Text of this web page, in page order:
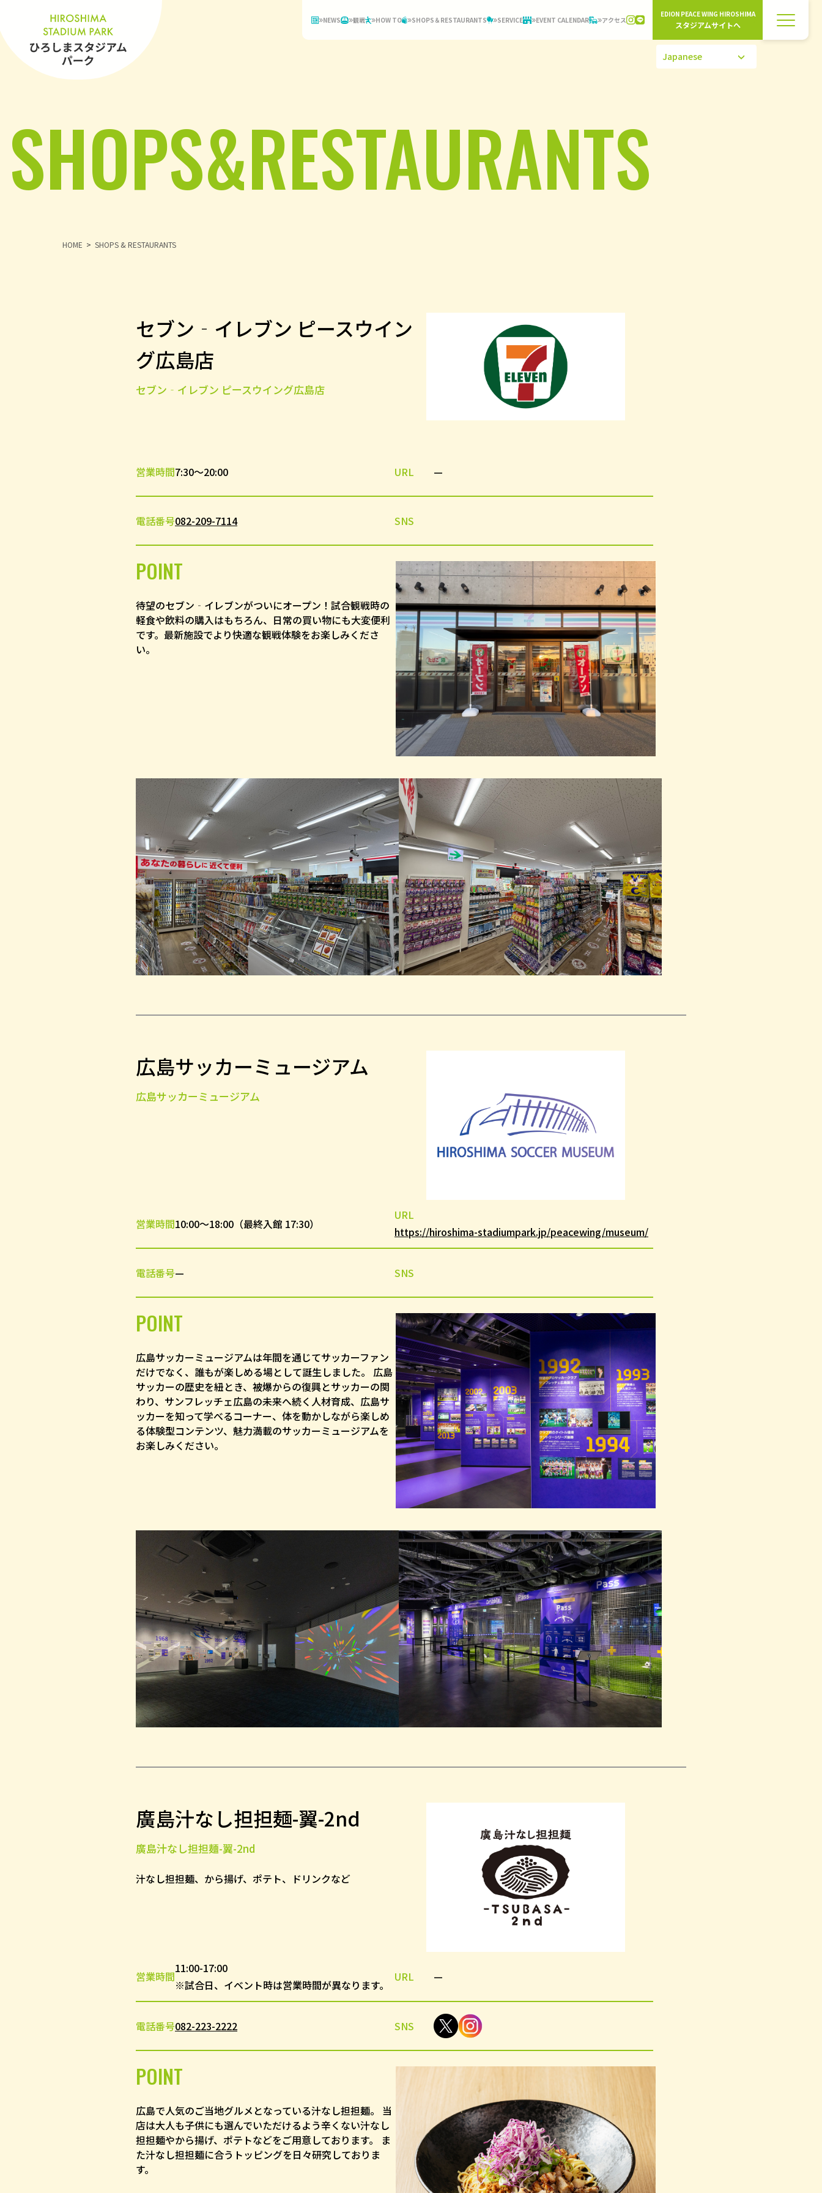
NEWS 観戦 HOW TO SHOPS＆RESTAURANTS SERVICE EVENT CALENDAR アクセス
EDION PEACE WING HIROSHIMA
スタジアムサイトへ
SHOPS&RESTAURANTS
HOME SHOPS & RESTAURANTS
セブン‐イレブン ピースウイン
グ広島店
セブン‐イレブン ピースウイング広島店
営業時間7:30～20:00 URL —
電話番号082-209-7114 SNS
POINT
待望のセブン‐イレブンがついにオープン！試合観戦時の
軽食や飲料の購入はもちろん、日常の買い物にも大変便利
です。最新施設でより快適な観戦体験をお楽しみくださ
い。
広島サッカーミュージアム
広島サッカーミュージアム
営業時間10:00～18:00（最終入館 17:30）
URL
https://hiroshima-stadiumpark.jp/peacewing/museum/
電話番号— SNS
POINT
広島サッカーミュージアムは年間を通じてサッカーファン
だけでなく、誰もが楽しめる場として誕生しました。 広島
サッカーの歴史を紐とき、被爆からの復興とサッカーの関
わり、サンフレッチェ広島の未来へ続く人材育成、広島サ
ッカーを知って学べるコーナー、体を動かしながら楽しめ
る体験型コンテンツ、魅力満載のサッカーミュージアムを
お楽しみください。
廣島汁なし担担麺-翼-2nd
廣島汁なし担担麺-翼-2nd
汁なし担担麺、から揚げ、ポテト、ドリンクなど
営業時間
11:00-17:00
※試合日、イベント時は営業時間が異なります。
URL —
電話番号082-223-2222 SNS
POINT
広島で人気のご当地グルメとなっている汁なし担担麺。 当
店は大人も子供にも選んでいただけるよう辛くない汁なし
担担麺やから揚げ、ポテトなどをご用意しております。 ま
た汁なし担担麺に合うトッピングを日々研究しておりま
す。